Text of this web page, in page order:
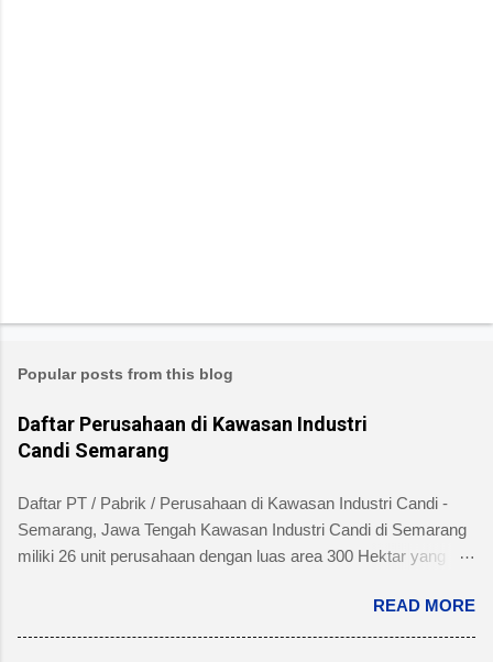
Popular posts from this blog
Daftar Perusahaan di Kawasan Industri
Candi Semarang
Daftar PT / Pabrik / Perusahaan di Kawasan Industri Candi -
Semarang, Jawa Tengah Kawasan Industri Candi di Semarang
miliki 26 unit perusahaan dengan luas area 300 Hektar yang
Kecamatan Ngaliyan dan memiliki fasilitas tanah yang siap
dibangun , jalan 20 s/d 30 meter, green belt, listrik , telepon , air,
READ MORE